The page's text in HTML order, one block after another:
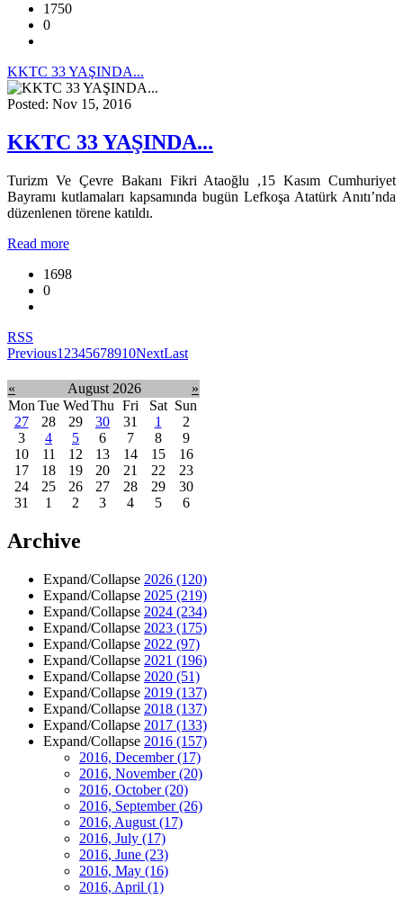
1750
0
KKTC 33 YAŞINDA...
Posted: Nov 15, 2016
KKTC 33 YAŞINDA...
Turizm Ve Çevre Bakanı Fikri Ataoğlu ,15 Kasım Cumhuriyet
Bayramı kutlamaları kapsamında bugün Lefkoşa Atatürk Anıtı’nda
düzenlenen törene katıldı.
Read more
1698
0
RSS
Previous1 2345678910NextLast
« August 2026
»
Mon Tue WedThu Fri Sat Sun
27
28 29 30 31 1
2
3
4 5 6 7 8
9
10
11 12 13 14 15
16
17
18 19 20 21 22
23
24
25 26 27 28 29
30
31
1 2 3 4 5 6
Archive
Expand/Collapse 2026 (120)
Expand/Collapse 2025 (219)
Expand/Collapse 2024 (234)
Expand/Collapse 2023 (175)
Expand/Collapse 2022 (97)
Expand/Collapse 2021 (196)
Expand/Collapse 2020 (51)
Expand/Collapse 2019 (137)
Expand/Collapse 2018 (137)
Expand/Collapse 2017 (133)
Expand/Collapse 2016 (157)
2016, December(17)
2016, November(20)
2016, October(20)
2016, September(26)
2016, August (17)
2016, July (17)
2016, June (23)
2016, May (16)
2016, April (1)